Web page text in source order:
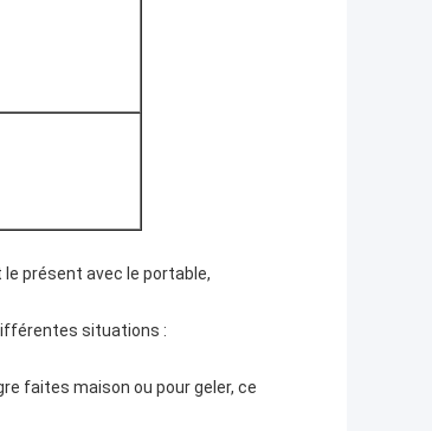
présent avec le portable,
situations :
faites maison ou pour geler, ce